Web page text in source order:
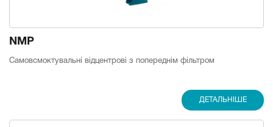
NMP
Самовсмоктувальні відцентрові з попереднім фільтром
ДЕТАЛЬНІШЕ